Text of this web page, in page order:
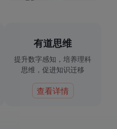
有道思维
提升数字感知，培养理科
思维，促进知识迁移
查看详情